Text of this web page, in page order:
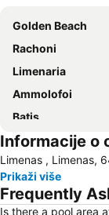
Golden Beach
Rachoni
Limenaria
Ammolofoi
Βatis
Aliki
Sarakina
Psili Ammos
Makryammos
Informacije o
Limenas , Limenas,
Prikaži više
Frequently
Is there a pool area